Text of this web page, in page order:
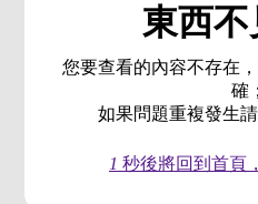
東西不
您要查看的內容不存在
確；
如果問題重複發生
1 秒後將回到首頁